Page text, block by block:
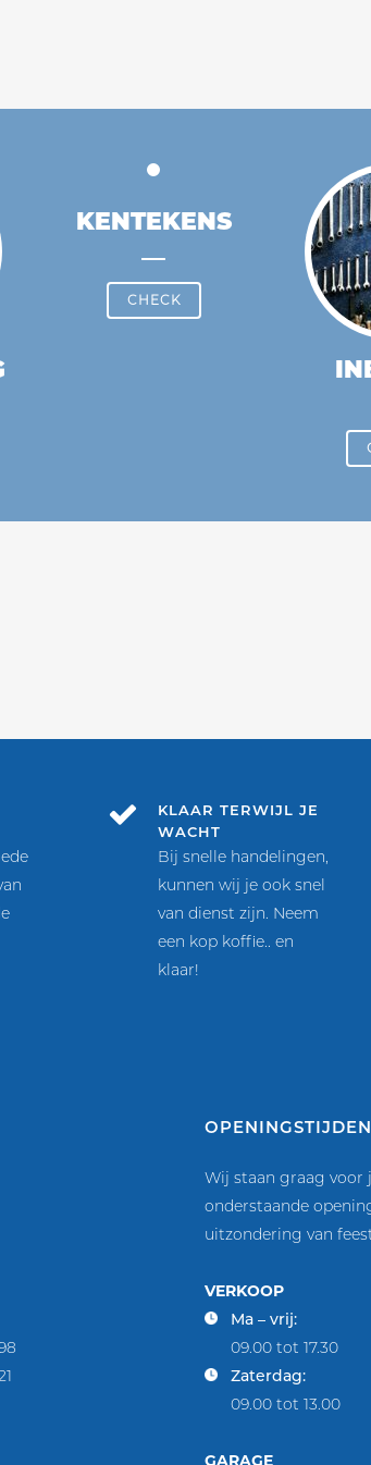
KENTEKENS
CHECK
KLAAR TERWIJL JE
WACHT
Bij snelle handelingen,
kunnen wij je ook snel
van dienst zijn. Neem
een kop koffie.. en
klaar!
OPENINGSTIJDEN
Wij staan graag voor
onderstaande
uitzondering van
VERKOOP
Ma – vrij:
09.00 tot 17.30
Zaterdag:
09.00 tot 13.00
GARAGE